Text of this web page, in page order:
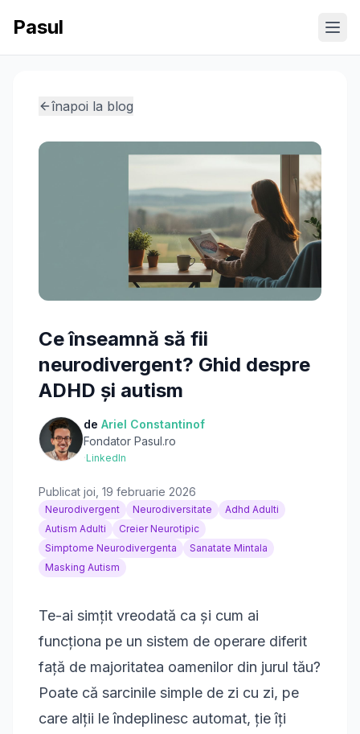
Pasul
înapoi la blog
Ce înseamnă să fii
neurodivergent? Ghid despre
ADHD și autism
de Ariel Constantinof
Fondator Pasul.ro
·LinkedIn
Publicat joi, 19 februarie 2026
Neurodivergent Neurodiversitate
Adhd Adulti
Autism Adulti
Creier Neurotipic
Simptome Neurodivergenta
Sanatate Mintala
Masking Autism
Te-ai simțit vreodată ca și cum ai
funcționa pe un sistem de operare diferit
față de majoritatea oamenilor din jurul tău?
Poate că sarcinile simple de zi cu zi, pe
care alții le îndeplinesc automat, ție îți